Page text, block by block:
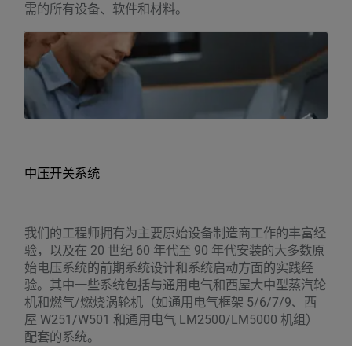
需的所有设备、软件和材料。
中压开关系统
我们的工程师拥有为主要原始设备制造商工作的丰富经
验，以及在 20 世纪 60 年代至 90 年代安装的大多数原
始电压系统的前期系统设计和系统启动方面的实践经
验。其中一些系统包括与通用电气和西屋大中型蒸汽轮
机和燃气/燃烧涡轮机（如通用电气框架 5/6/7/9、西
屋 W251/W501 和通用电气 LM2500/LM5000 机组）
配套的系统。